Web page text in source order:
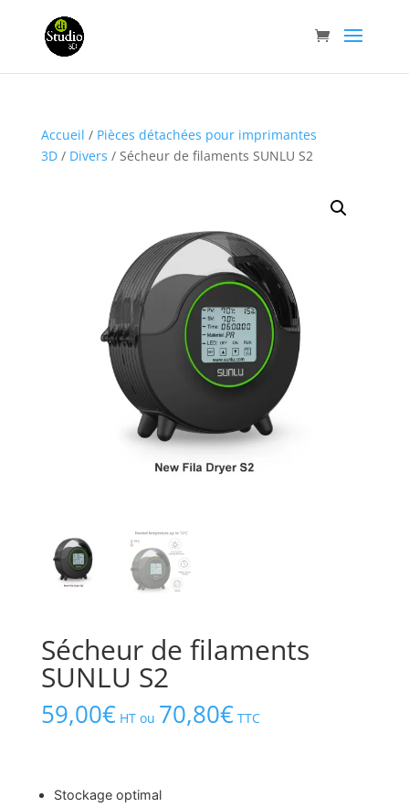
Accueil / Pièces détachées pour imprimantes
3D/ Divers / Sécheur de filaments SUNLU S2
Sécheur de filaments
SUNLU S2
59,00€ HT ou 70,80€ TTC
Stockage optimal